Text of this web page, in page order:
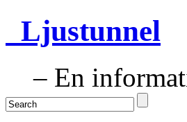
Ljustunnel
– En